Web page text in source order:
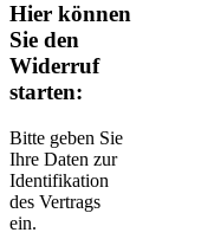
Hier können
Sie den
Widerruf
starten:
Bitte geben Sie
Ihre Daten zur
Identifikation
des Vertrags
ein.